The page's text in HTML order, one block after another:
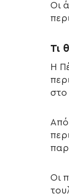
Οι
Τι
Η
στο
Οι